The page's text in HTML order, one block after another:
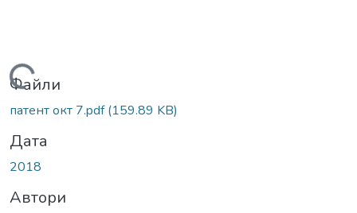
Вантажиться...
Файли
патент окт 7.pdf(159.89 KB)
Дата
2018
Автори